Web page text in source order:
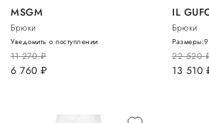
MSGM
Брюки
11 270руб.
6 760 руб.
Уведомить о поступлении
IL
Брюки
22 520
13 510
Размеры: